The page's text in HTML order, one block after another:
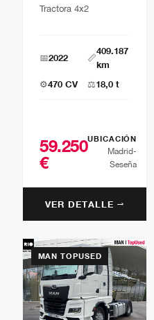
Tractora 4x2
📅2022 📏
409.187
km
⚙️470 CV ⚖️18,0 t
59.250
€
UBICACIÓN
Madrid-
Seseña
VER DETALLE →
MAN TOPUSED